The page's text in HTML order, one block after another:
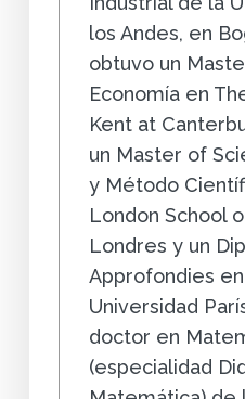
los Andes, en
obtuvo un
Economía en
Kent at
un Master of
y Método
London School
Londres y un
Approfondies
Universidad
doctor en
(especialidad